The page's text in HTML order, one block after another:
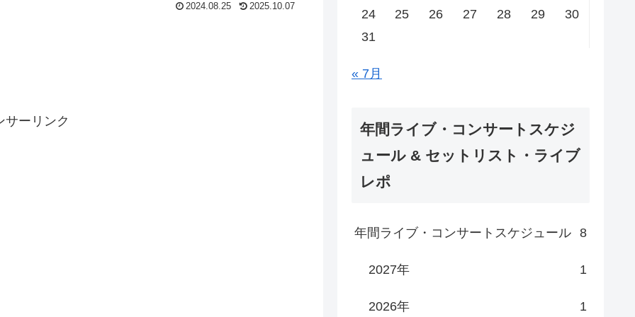
2024.08.25 2025.10.07
サーリンク
24 25 26 27 28 29
30
31
« 7月
年間ライブ・コンサートスケジ
ュール & セットリスト・ライブ
レポ
年間ライブ・コンサートスケジュール 8
2027年 1
2026年 1